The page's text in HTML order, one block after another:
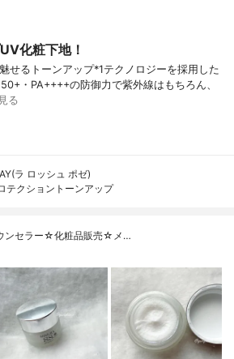
化粧下地！
せるトーンアップ*1テクノロジーを採用した
・PA++++の防御力で紫外線はもちろん、
る
ラ ロッシュ ポゼ)
テクショントーンアップ
ンセラー☆化粧品販売☆メ…